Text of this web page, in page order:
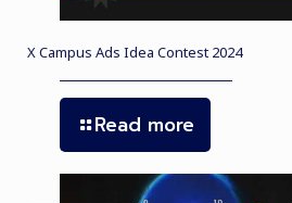
X Campus Ads Idea Contest 2024
Read more